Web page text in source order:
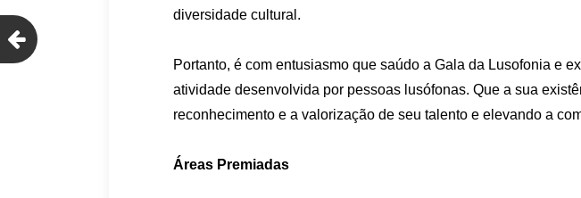
diversidade cultural.
Portanto, é com entusiasmo que saúdo a Gala da Lusofonia e
atividade desenvolvida por pessoas lusófonas. Que a sua
reconhecimento e a valorização de seu talento e elevando a
Áreas Premiadas